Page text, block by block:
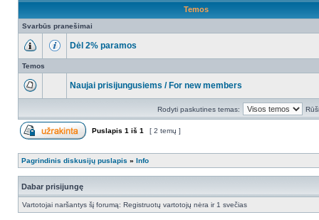
Temos
Svarbūs pranešimai
Dėl 2% paramos
Temos
Naujai prisijungusiems / For new members
Rodyti paskutines temas:
Puslapis 1 iš 1 [ 2 temų ]
Pagrindinis diskusijų puslapis » Info
Dabar prisijungę
Vartotojai naršantys šį forumą: Registruotų vartotojų nėra ir 1 svečias